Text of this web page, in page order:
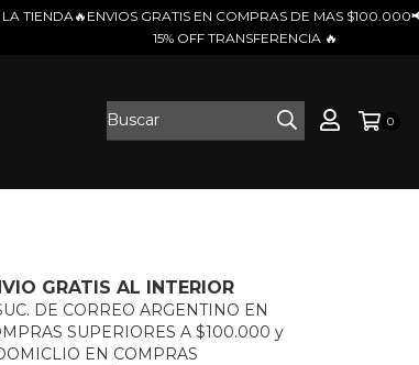
DE MAS $100.000📢3 CUOTAS SIN INTERES 📢
0
GRATIS AL INTERIOR
DE CORREO ARGENTINO EN
SUPERIORES A $100.000 y
EN COMPRAS